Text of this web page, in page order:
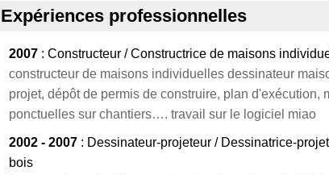
Expériences professionnelles
2007 : Constructeur / Constructrice de maisons
constructeur de maisons individuelles dessinateur
projet, dépôt de permis de construire, plan d'exécution,
ponctuelles sur chantiers…. travail sur le logiciel miao
2002 - 2007 : Dessinateur-projeteur / Dessinatrice-
bois